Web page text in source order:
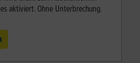
aktiviert. Ohne Unterbrechung.